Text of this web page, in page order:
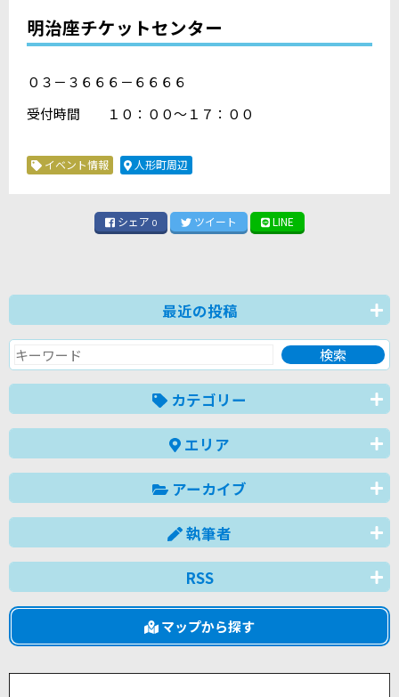
明治座チケットセンター
０３－３６６６－６６６６
受付時間 １０：００～１７：００
イベント情報 人形町周辺
シェア 0 ツイート LINE
最近の投稿
カテゴリー
エリア
アーカイブ
執筆者
RSS
マップから探す